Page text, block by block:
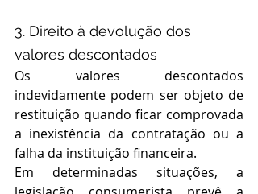
3. Direito à devolução dos
valores descontados
Os valores descontados
indevidamente podem ser objeto de
restituição quando ficar comprovada
a inexistência da contratação ou a
falha da instituição financeira.
Em determinadas situações, a